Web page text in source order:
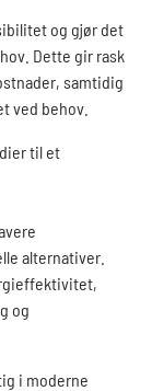
og gjør det
Dette gir rask
samtidig
ved behov.
til et
alternativer.
og
i moderne